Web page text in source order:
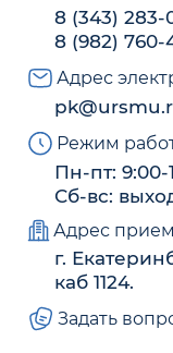
8 (343) 283-
8 (982) 760-
Адрес
Режим
Пн-пт: 9:00-
Сб-вс:
Адрес
г.
каб 1124.
Задать